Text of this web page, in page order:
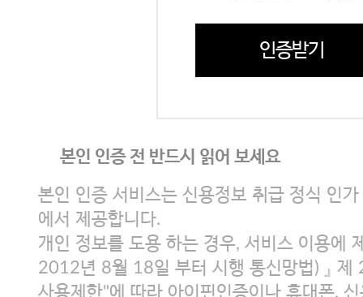
인증받기
본인 인증 전 반드시 읽어 보세요
본인 인증 서비스는 신용정보 취급 정식 인
에서 제공합니다.
개인 정보를 도용 하는 경우, 서비스 이용에
2012년 8월 18일 부터 시행 통신망법) 』
사용제한"에 따라 아이핀인증이나 휴대폰,